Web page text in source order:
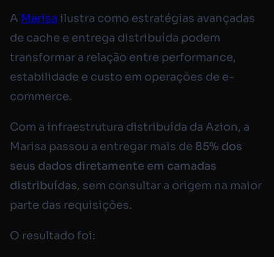
A Marisa ilustra como estratégias avançadas
de cache e entrega distribuída podem
transformar a relação entre performance,
estabilidade e custo em operações de e-
commerce.
Com a infraestrutura distribuída da Azion, a
Marisa passou a entregar mais de 85% dos
seus dados diretamente em camadas
distribuídas, sem consultar a origem na maior
parte das requisições.
O resultado foi: